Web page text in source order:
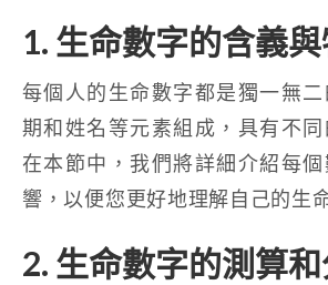
1. 生命數字的含義
每個人的生命數字都是獨一無
期和姓名等元素組成，具有不同
在本節中，我們將詳細介紹每
響，以便您更好地理解自己的生
2. 生命數字的測算